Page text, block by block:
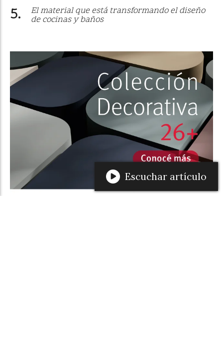
El material que está transformando el diseño
de cocinas y baños
Escuchar artículo